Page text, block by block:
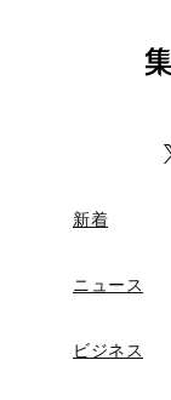
新着
ニュース
ビジネス